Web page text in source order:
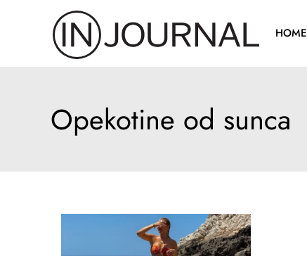
HOME
Opekotine od sunca